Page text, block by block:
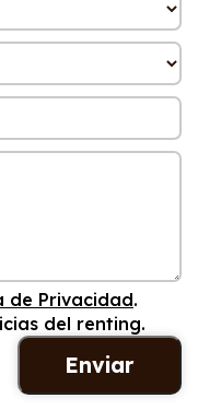
de Privacidad.
del renting.